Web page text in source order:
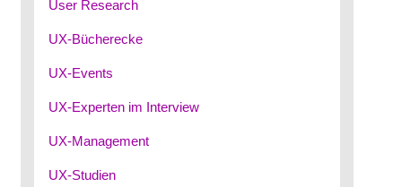
User Research
UX-Bücherecke
UX-Events
UX-Experten im Interview
UX-Management
UX-Studien